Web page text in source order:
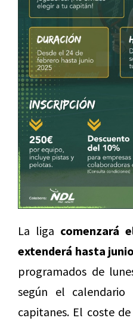
La liga comenzará
extenderá hasta
programados de
según el
capitanes. El coste